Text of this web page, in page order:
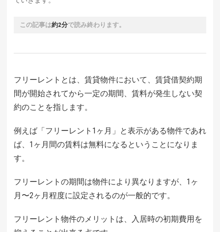
この記事は約2分で読み終わります。
フリーレントとは、賃貸物件において、賃貸借契約期
間が開始されてから一定の期間、賃料が発生しない契
約のことを指します。
例えば「フリーレント1ヶ月」と表示がある物件であれ
ば、1ヶ月間の賃料は無料になるということになりま
す。
フリーレントの期間は物件により異なりますが、1ヶ
月〜2ヶ月程度に設定されるのが一般的です。
フリーレント物件のメリットは、入居時の初期費用を